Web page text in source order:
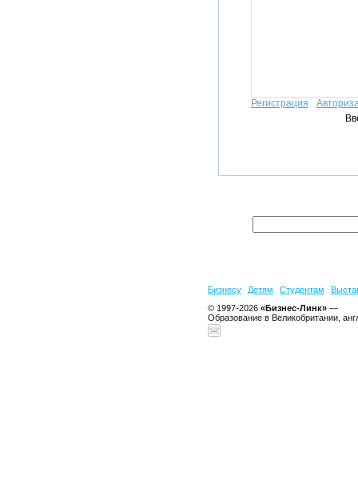
Регистрация
Бизнесу Детям Студентам
© 1997-2026 «Бизнес-Линк» —
Образование в Великобритании,